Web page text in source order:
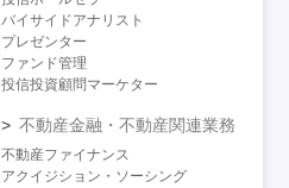
バイサイドアナリスト
プレゼンター
ファンド管理
投信投資顧問マーケター
不動産金融・不動産関連業務
不動産ファイナンス
アクイジション・ソーシング